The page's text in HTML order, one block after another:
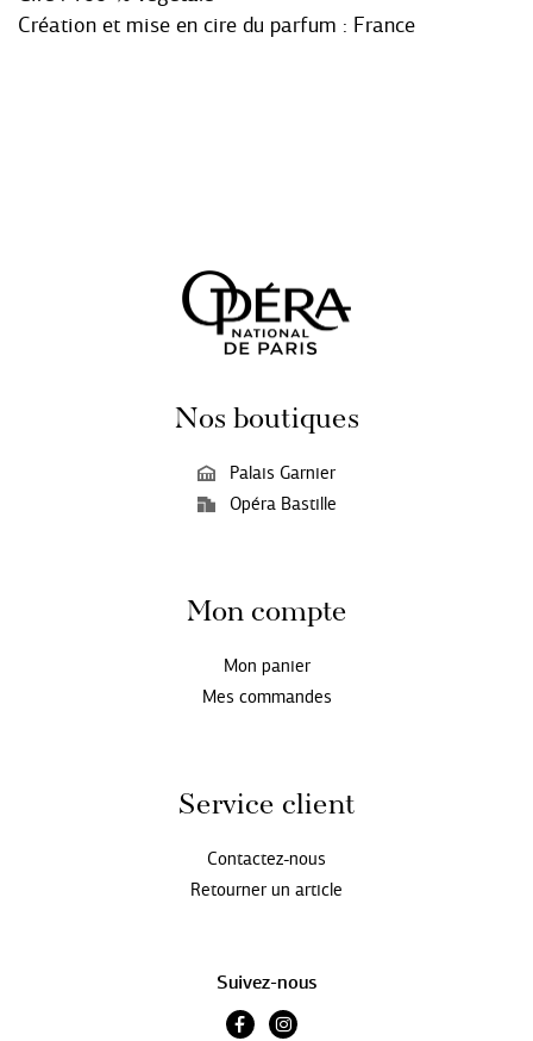
Création et mise en cire du parfum : France
Nos boutiques
Palais Garnier
Opéra Bastille
Mon compte
Mon panier
Mes commandes
Service client
Contactez-nous
Retourner un article
Suivez-nous